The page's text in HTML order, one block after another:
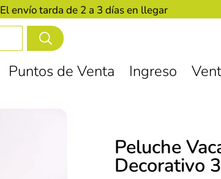
El envío tarda de 2 a 3 días en llegar
Puntos de Venta Ingreso
Peluche
Decorativo